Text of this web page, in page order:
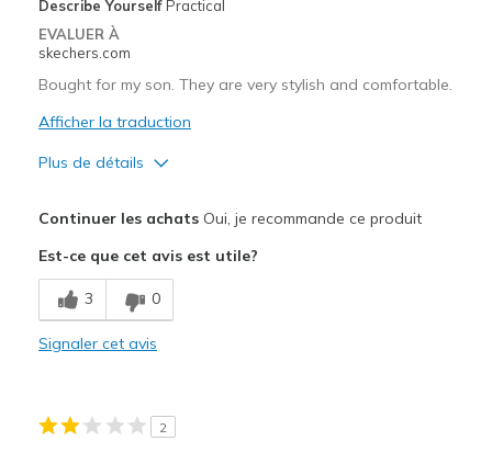
Special Occasions
Width
View On Shoes
Shoes are for Wearing
Describe Yourself Practical
EVALUER À
skechers.com
Bought for my son. They are very stylish and comfortable.
Afficher la traduction
Plus de détails
Comfortable
Durable
work
Continuer les achatsOui, je recommande ce produit
Est-ce que cet avis est utile?
3 0
Signaler cet avis
2